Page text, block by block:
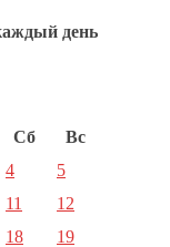
день
Сб
Вс
4
5
11
12
18
19